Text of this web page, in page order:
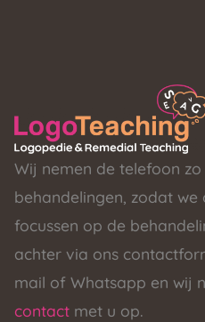
Wij nemen de telefoon
behandelingen, zodat we
focussen op de
achter via ons
mail of Whatsapp en wij
contact met u op.